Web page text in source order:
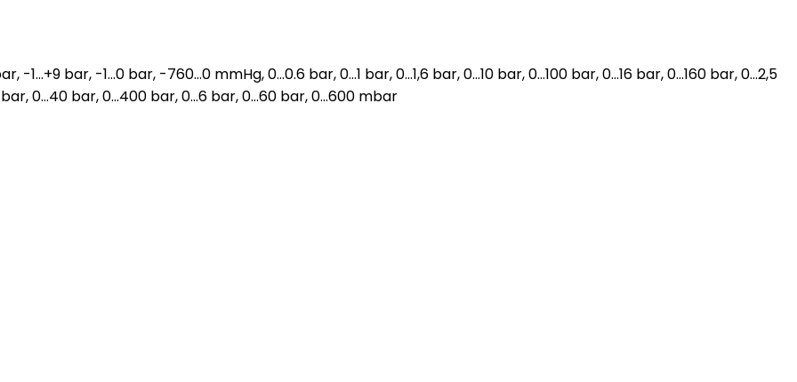
-1…+9 bar, -1…0 bar, -760…0 mmHg, 0…0.6 bar, 0…1 bar, 0…1,6 bar, 0…10 bar, 0…100 bar, 0…16 bar, 0…160 bar, 0…2,5
0…40 bar, 0…400 bar, 0…6 bar, 0…60 bar, 0…600 mbar